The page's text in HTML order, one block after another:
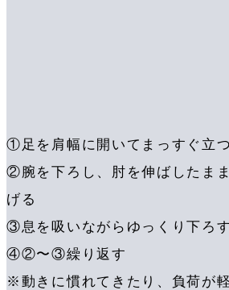
①足を肩幅に開いてまっすぐ立つ
②腕を下ろし、肘を伸ばしたま
げる
③息を吸いながらゆっくり下ろす
④②〜③繰り返す
※動きに慣れてきたり、負荷が